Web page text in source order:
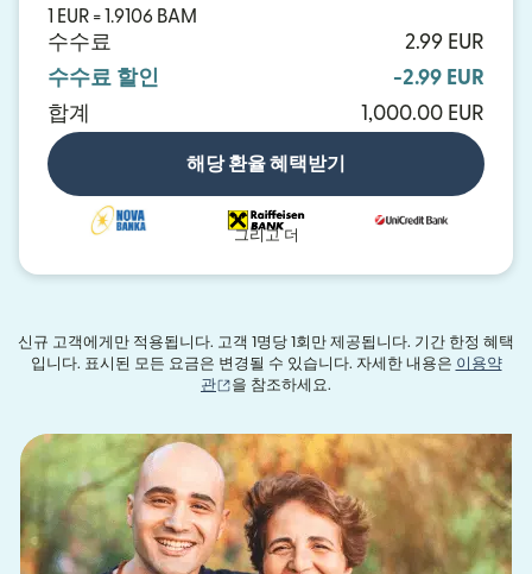
1 EUR = 1.9106 BAM
수수료
2.99 EUR
수수료 할인
-2.99 EUR
합계
1,000.00 EUR
해당 환율 혜택받기
그리고 더
신규 고객에게만 적용됩니다. 고객 1명당 1회만 제공됩니다. 기간 한정 혜택
입니다. 표시된 모든 요금은 변경될 수 있습니다. 자세한 내용은 이용약
관
(새 창에서 열림)
을 참조하세요.